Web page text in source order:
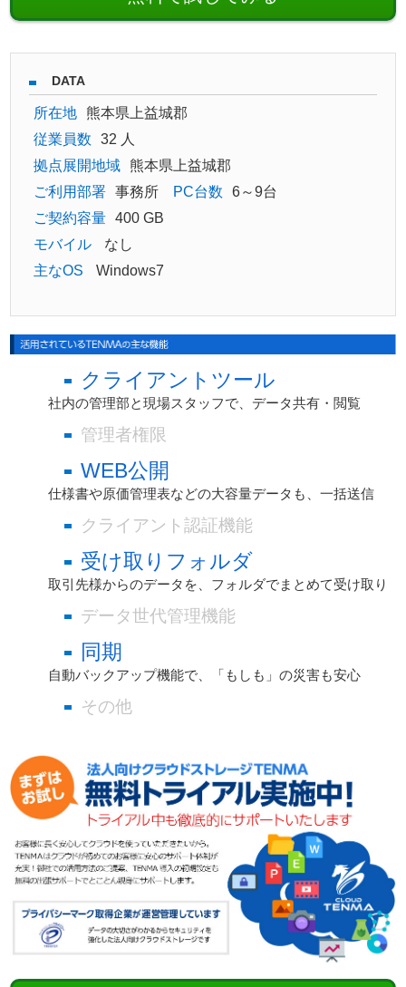
DATA
所在地
熊本県上益城郡
従業員数
32 人
拠点展開地域
熊本県上益城郡
ご利用部署
事務所 PC台数
6～9台
ご契約容量
400 GB
モバイル
なし
主なOS
Windows7
クライアントツール
社内の管理部と現場スタッフで、データ共有・閲覧
管理者権限
WEB公開
仕様書や原価管理表などの大容量データも、一括送信
クライアント認証機能
受け取りフォルダ
取引先様からのデータを、フォルダでまとめて受け取り
データ世代管理機能
同期
自動バックアップ機能で、「もしも」の災害も安心
その他